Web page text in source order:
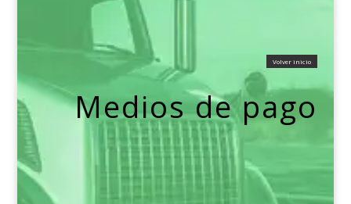
Volver inicio
Medios de pago